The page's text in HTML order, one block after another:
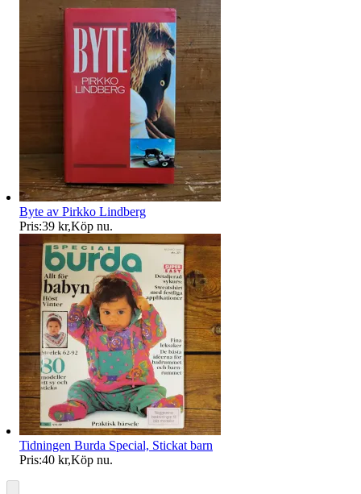
Byte av Pirkko Lindberg
Pris:39 kr,Köp nu.
Tidningen Burda Special, Stickat barn
Pris:40 kr,Köp nu.